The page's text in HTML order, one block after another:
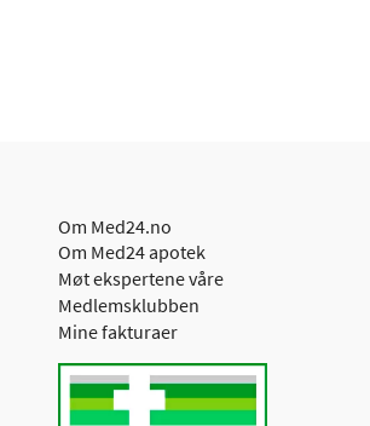
Om Med24.no
Om Med24 apotek
Møt ekspertene våre
Medlemsklubben
Mine fakturaer